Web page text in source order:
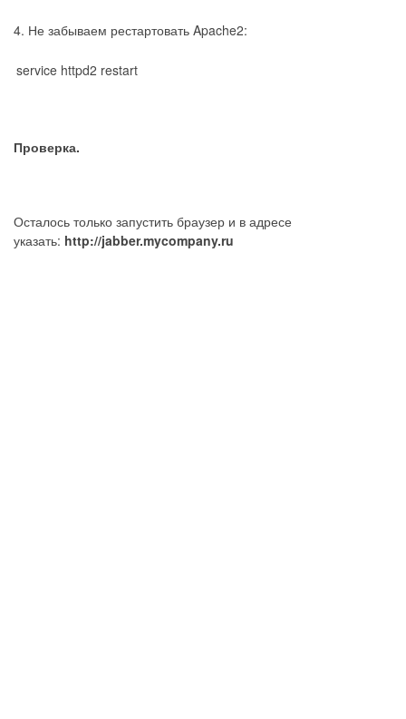
4. Не забываем рестартовать Apache2:
service httpd2 restart
Проверка.
Осталось только запустить браузер и в адресе
указать: http://jabber.mycompany.ru